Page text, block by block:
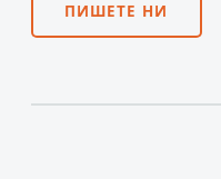
ПИШЕТЕ НИ